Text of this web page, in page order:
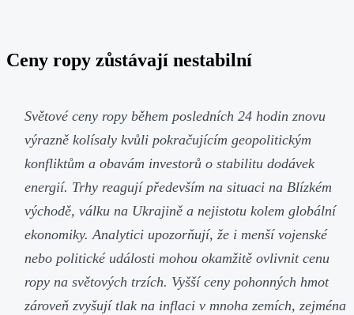
Ceny ropy zůstávají nestabilní
Světové ceny ropy během posledních 24 hodin znovu
výrazně kolísaly kvůli pokračujícím geopolitickým
konfliktům a obavám investorů o stabilitu dodávek
energií. Trhy reagují především na situaci na Blízkém
východě, válku na Ukrajině a nejistotu kolem globální
ekonomiky. Analytici upozorňují, že i menší vojenské
nebo politické události mohou okamžitě ovlivnit cenu
ropy na světových trzích. Vyšší ceny pohonných hmot
zároveň zvyšují tlak na inflaci v mnoha zemích, zejména